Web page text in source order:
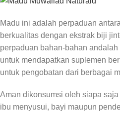
Madu ini adalah perpaduan
berkualitas dengan ekstrak biji
perpaduan bahan-bahan
untuk mendapatkan suplemen
untuk pengobatan dari berbagai
Aman dikonsumsi oleh siapa
ibu menyusui, bayi maupun